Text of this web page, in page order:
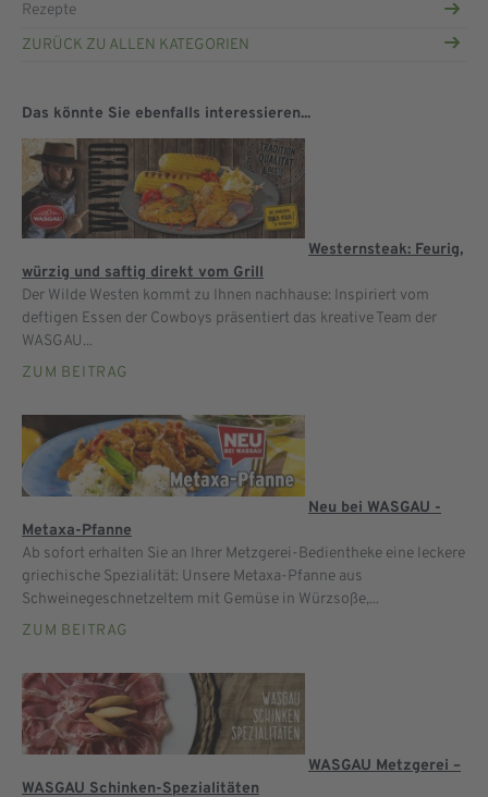
Rezepte
ZURÜCK ZU ALLEN KATEGORIEN
Das könnte Sie ebenfalls interessieren...
Westernsteak: Feurig,
würzig und saftig direkt vom Grill
Der Wilde Westen kommt zu Ihnen nachhause: Inspiriert vom
deftigen Essen der Cowboys präsentiert das kreative Team der
WASGAU...
ZUM BEITRAG
Neu bei WASGAU -
Metaxa-Pfanne
Ab sofort erhalten Sie an Ihrer Metzgerei-Bedientheke eine leckere
griechische Spezialität: Unsere Metaxa-Pfanne aus
Schweinegeschnetzeltem mit Gemüse in Würzsoße,...
ZUM BEITRAG
WASGAU Metzgerei –
WASGAU Schinken-Spezialitäten